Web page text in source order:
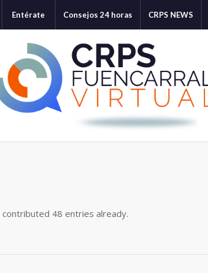
Entérate Consejos 24 horas CRPS NEWS
contributed 48 entries already.